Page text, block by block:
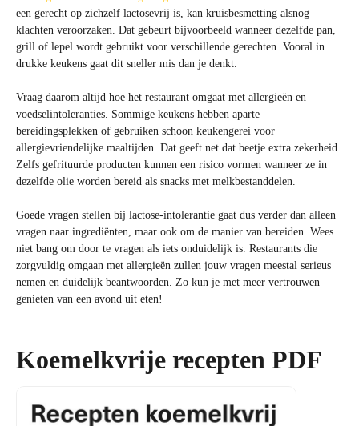
een gerecht op zichzelf lactosevrij is, kan kruisbesmetting alsnog
klachten veroorzaken. Dat gebeurt bijvoorbeeld wanneer dezelfde pan,
grill of lepel wordt gebruikt voor verschillende gerechten. Vooral in
drukke keukens gaat dit sneller mis dan je denkt.
Vraag daarom altijd hoe het restaurant omgaat met allergieën en
voedselintoleranties. Sommige keukens hebben aparte
bereidingsplekken of gebruiken schoon keukengerei voor
allergievriendelijke maaltijden. Dat geeft net dat beetje extra zekerheid.
Zelfs gefrituurde producten kunnen een risico vormen wanneer ze in
dezelfde olie worden bereid als snacks met melkbestanddelen.
Goede vragen stellen bij lactose-intolerantie gaat dus verder dan alleen
vragen naar ingrediënten, maar ook om de manier van bereiden. Wees
niet bang om door te vragen als iets onduidelijk is. Restaurants die
zorgvuldig omgaan met allergieën zullen jouw vragen meestal serieus
nemen en duidelijk beantwoorden. Zo kun je met meer vertrouwen
genieten van een avond uit eten!
Koemelkvrije recepten PDF